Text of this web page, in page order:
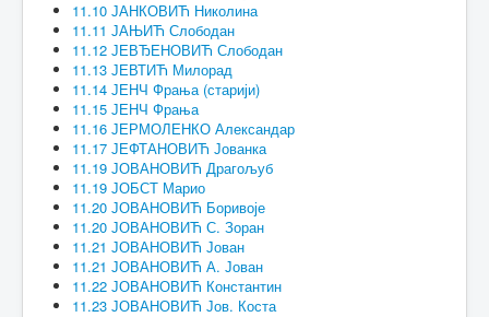
11.10 ЈАНКОВИЋ Николина
11.11 ЈАЊИЋ Слободан
11.12 ЈЕВЂЕНОВИЋ Слободан
11.13 ЈЕВТИЋ Милорад
11.14 ЈЕНЧ Фрања (старији)
11.15 ЈЕНЧ Фрања
11.16 ЈЕРМОЛЕНКО Александар
11.17 ЈЕФТАНОВИЋ Јованка
11.19 ЈОВАНОВИЋ Драгољуб
11.19 ЈОБСТ Марио
11.20 ЈОВАНОВИЋ Боривоје
11.20 ЈОВАНОВИЋ С. Зоран
11.21 ЈОВАНОВИЋ Јован
11.21 ЈОВАНОВИЋ А. Јован
11.22 ЈОВАНОВИЋ Константин
11.23 ЈОВАНОВИЋ Јов. Коста